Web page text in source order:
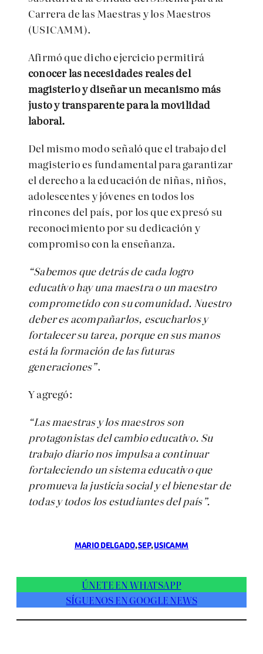
Carrera de las Maestras y los Maestros
(USICAMM).
Afirmó que dicho ejercicio permitirá
conocer las necesidades reales del
magisterio y diseñar un mecanismo más
justo y transparente para la movilidad
laboral.
Del mismo modo señaló que el trabajo del
magisterio es fundamental para garantizar
el derecho a la educación de niñas, niños,
adolescentes y jóvenes en todos los
rincones del país, por los que expresó su
reconocimiento por su dedicación y
compromiso con la enseñanza.
“Sabemos que detrás de cada logro
educativo hay una maestra o un maestro
comprometido con su comunidad. Nuestro
deber es acompañarlos, escucharlos y
fortalecer su tarea, porque en sus manos
está la formación de las futuras
generaciones”.
Y agregó:
“Las maestras y los maestros son
protagonistas del cambio educativo. Su
trabajo diario nos impulsa a continuar
fortaleciendo un sistema educativo que
promueva la justicia social y el bienestar de
todas y todos los estudiantes del país”.
MARIO DELGADO, SEP, USICAMM
ÚNETE EN WHATSAPP
SÍGUENOS EN GOOGLE NEWS